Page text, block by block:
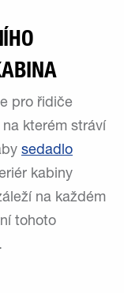
pro řidiče
kterém stráví
sedadlo
kabiny
na každém
tohoto